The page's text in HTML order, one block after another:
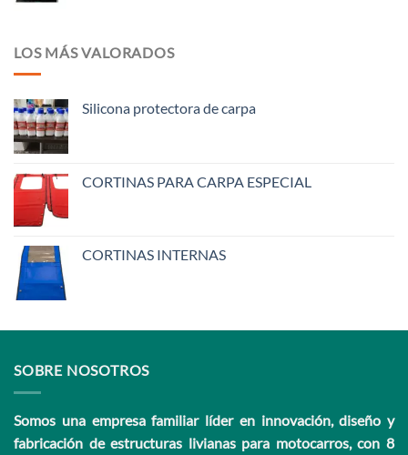
LOS MÁS VALORADOS
Silicona protectora de carpa
CORTINAS PARA CARPA ESPECIAL
CORTINAS INTERNAS
SOBRE NOSOTROS
Somos una empresa familiar líder en innovación, diseño y
fabricación de estructuras livianas para motocarros, con 8